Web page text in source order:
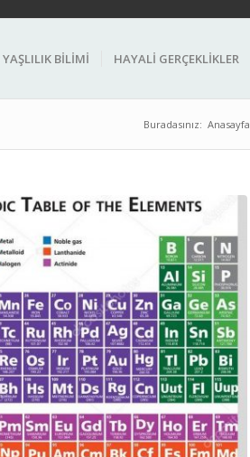
BİLİMİ HAYALİ GERÇEKLİKLER
Buradasınız: Anasayfa